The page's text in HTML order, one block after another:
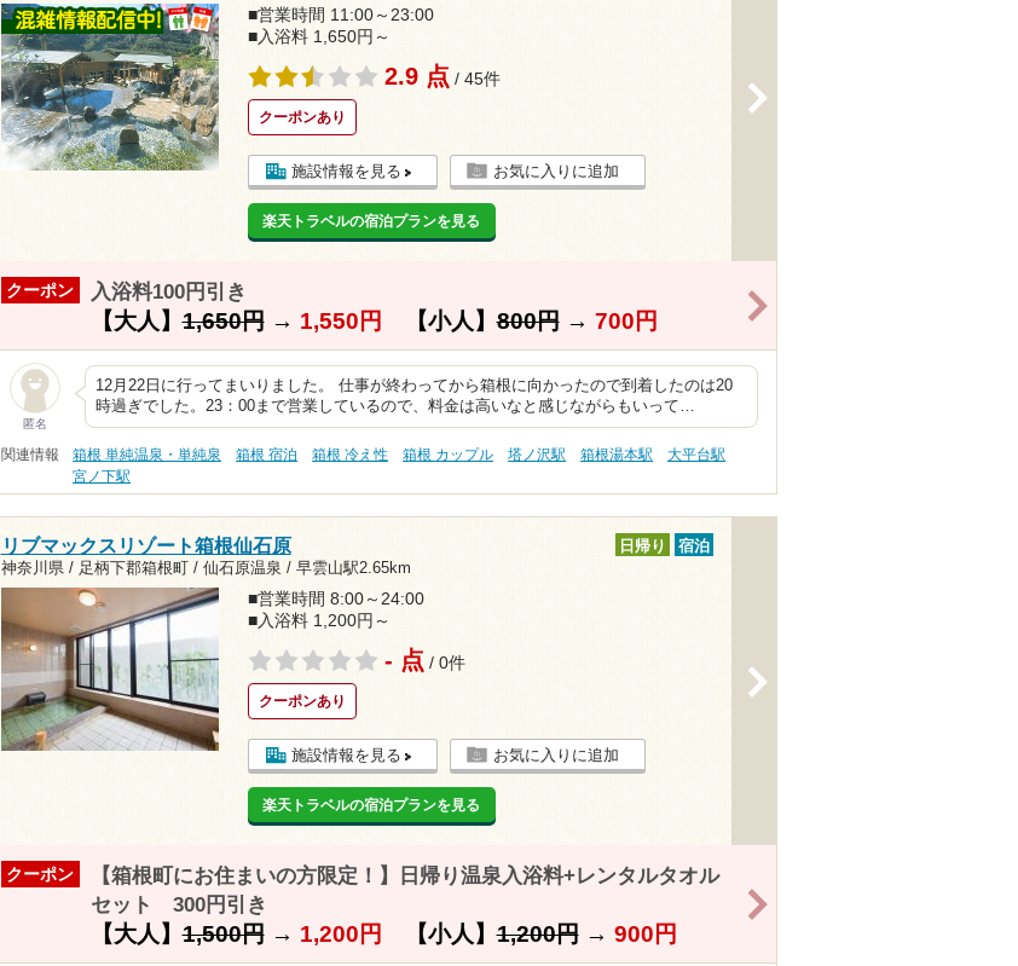
■営業時間 11:00～23:00
■入浴料 1,650円～
2.9 点 / 45件
クーポンあり
施設情報を見る お気に入りに追加
楽天トラベルの宿泊プランを見る
クーポン 入浴料100円引き
【大人】1,650円→ 1,550円 【小人】800円→ 700円
匿名
12月22日に行ってまいりました。 仕事が終わってから箱根に向かったので到着したのは20
時過ぎでした。23：00まで営業しているので、料金は高いなと感じながらもいって…
関連情報 箱根 単純温泉・単純泉 箱根 宿泊 箱根 冷え性 箱根 カップル 塔ノ沢駅 箱根湯本駅
大平台駅
宮ノ下駅
リブマックスリゾート箱根仙石原
神奈川県 / 足柄下郡箱根町 / 仙石原温泉 / 早雲山駅2.65km
日帰り 宿泊
■営業時間 8:00～24:00
■入浴料 1,200円～
- 点 / 0件
クーポンあり
施設情報を見る お気に入りに追加
楽天トラベルの宿泊プランを見る
クーポン
【箱根町にお住まいの方限定！】日帰り温泉入浴料+レンタルタオル
セット 300円引き
【大人】1,500円→ 1,200円 【小人】1,200円→ 900円